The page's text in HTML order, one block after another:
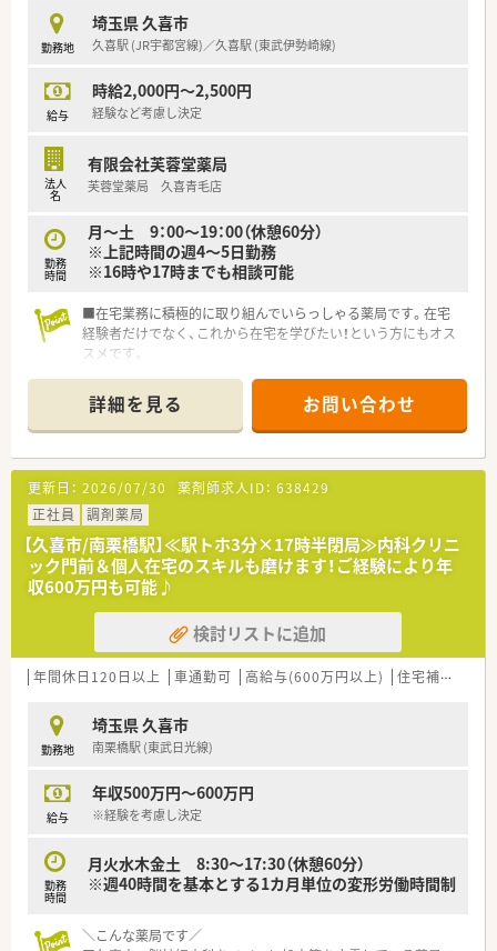
です。
■経験だけでなく「ヤル気」「熱意」も評価してくださる会社で
す。
の導入など、入社後も頑張る人を応援する・評価する体制を敷い
ています。
勤務地
埼玉県 久喜市
久喜駅 (JR宇都宮線)／久喜駅 (東武伊勢崎線)
給与
時給2,000円～2,500円
経験など考慮し決定
法人
名
有限会社芙蓉堂薬局
芙蓉堂薬局 久喜青毛店
勤務
時間
月～土 9：00～19：00（休憩60分）
※上記時間の週4～5日勤務
※16時や17時までも相談可能
■在宅業務に積極的に取り組んでいらっしゃる薬局です。在宅
経験者だけでなく、これから在宅を学びたい！という方にもオス
スメです。
■車通勤も可能ですが、駅からもバスが出ており通勤楽々です♪
・・＊ 薬局の特徴 ＊・・
■東京都・埼玉県にて、9店舗展開している企業です。30年以上の
歴史があります。
■在宅業務に積極的に取り組んでいる企業です。
■施設へのお伺い、往診同行の経験を積むことで、スキルアップ
ができます。
■「すべては患者様のために」を経営理念としており、地域のか
かりつけ薬局を目指して邁進しております。
■情熱的な思いをお持ちの社長様で、常に会社をより良くしてい
こうと努力をされております。
詳細を見る お問い合わせ
更新日： 2026/07/30 薬剤師求人ID： 638429
正社員
調剤薬局
【久喜市/南栗橋駅】≪駅トホ3分×17時半閉局≫内科クリニ
ック門前＆個人在宅のスキルも磨けます！ご経験により年
収600万円も可能♪
検討リストに追加
年間休日120日以上 車通勤可 高給与(600万円以上) 住宅補助(手当)あり
勤務地
埼玉県 久喜市
南栗橋駅 (東武日光線)
給与
年収500万円～600万円
※経験を考慮し決定
勤務
時間
月火水木金土 8:30～17:30（休憩60分）
※週40時間を基本とする1カ月単位の変形労働時間制
＼こんな薬局です／